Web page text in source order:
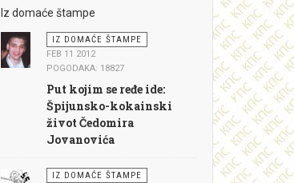
Iz domaće štampe
IZ DOMAĆE ŠTAMPE
FEB 11 2012
POGODAKA: 18827
Put kojim se ređe ide:
Špijunsko-kokainski
život Čedomira
Jovanovića
IZ DOMAĆE ŠTAMPE